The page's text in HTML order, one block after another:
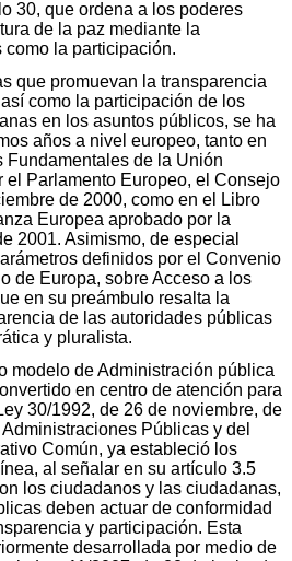
30, que ordena a los poderes
de la paz mediante la
la participación.
que promuevan la transparencia
como la participación de los
en los asuntos públicos, se ha
años a nivel europeo, tanto en
Fundamentales de la Unión
el Parlamento Europeo, el Consejo
de 2000, como en el Libro
Europea aprobado por la
2001. Asimismo, de especial
definidos por el Convenio
de Europa, sobre Acceso a los
en su preámbulo resalta la
de las autoridades públicas
y pluralista.
modelo de Administración pública
en centro de atención para
30/1992, de 26 de noviembre, de
Públicas y del
Común, ya estableció los
al señalar en su artículo 3.5
los ciudadanos y las ciudadanas,
deben actuar de conformidad
y participación. Esta
desarrollada por medio de